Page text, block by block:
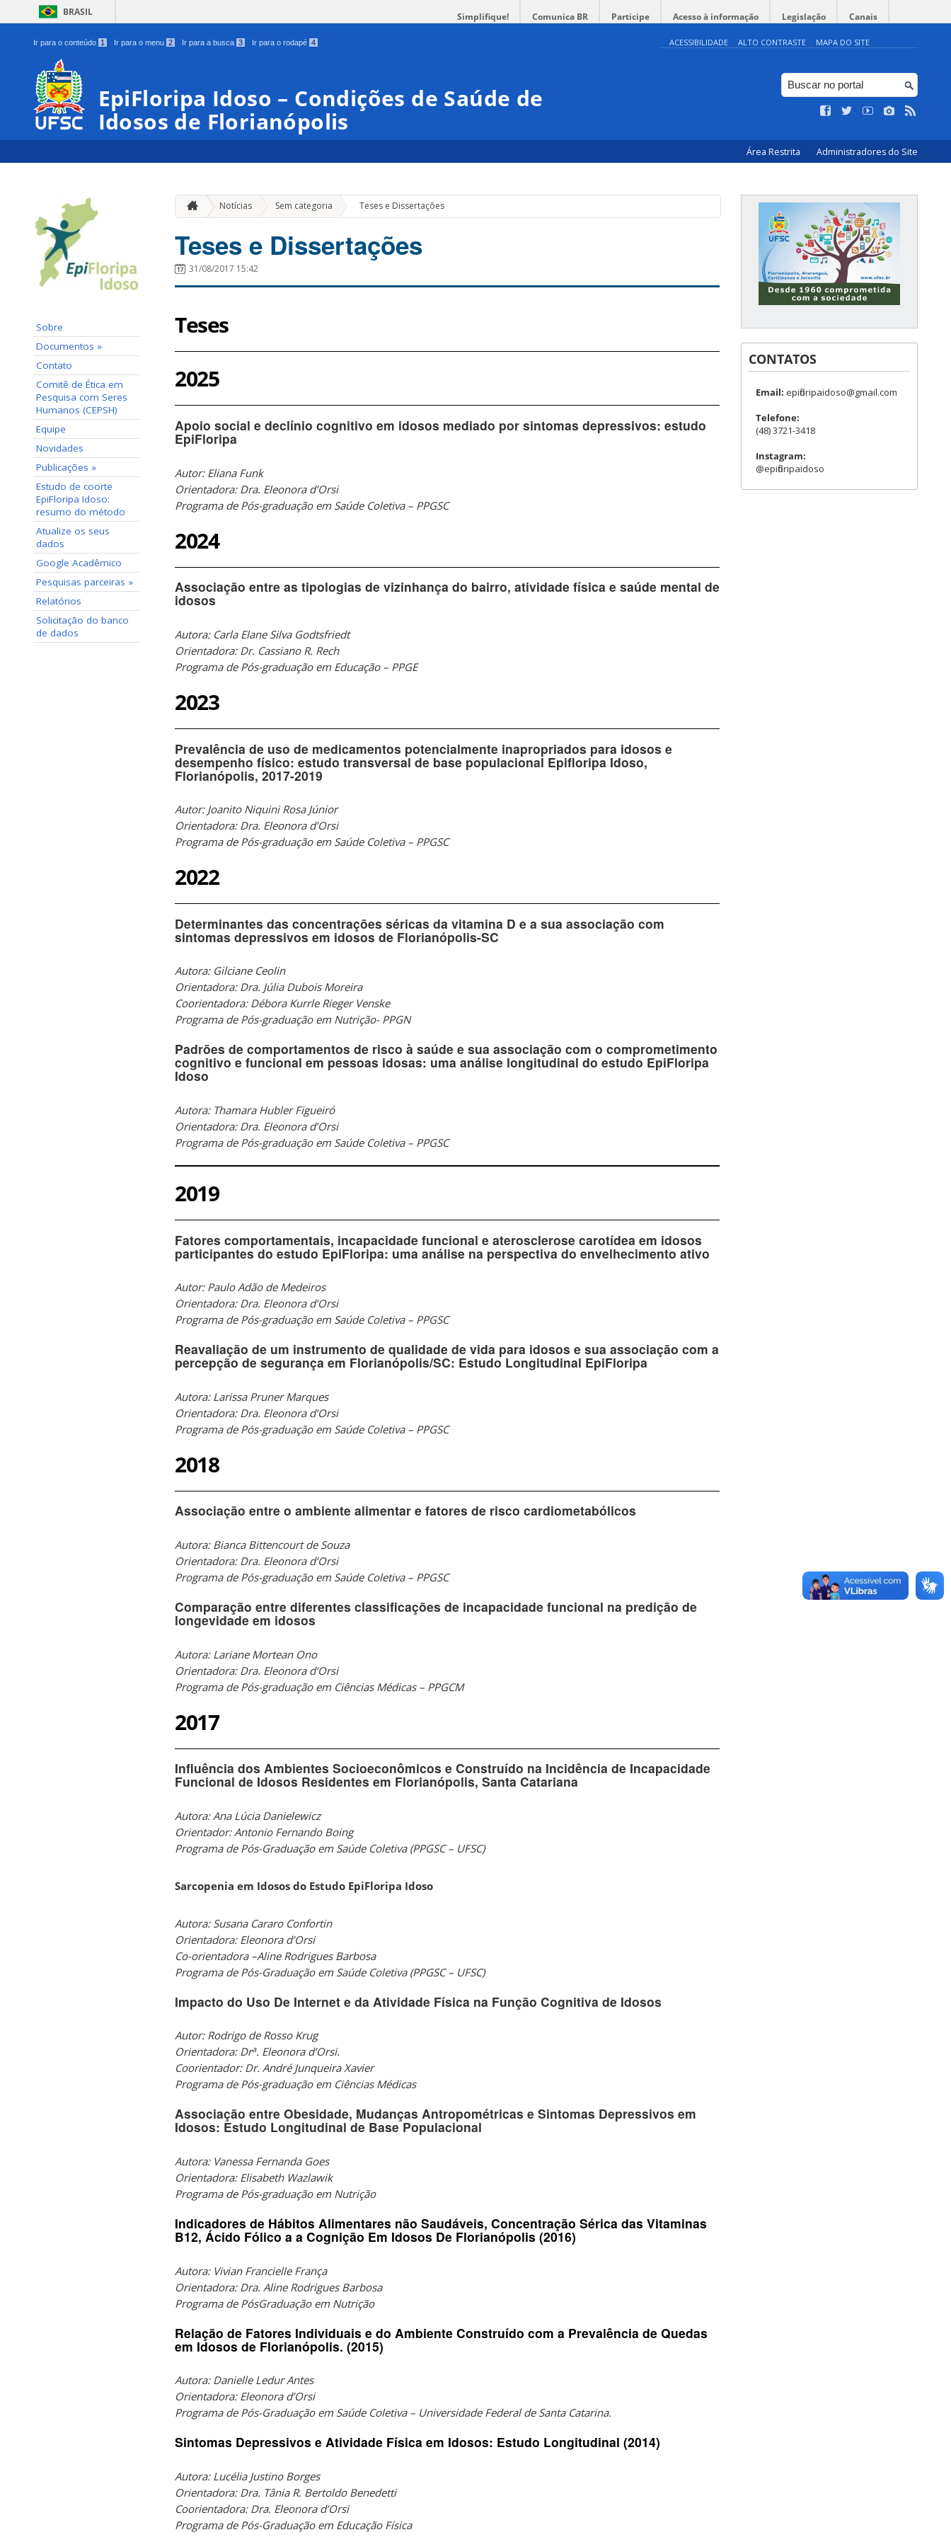
BRASIL Simplifique! Comunica BR Participe Acesso à informação Legislação Canais
Ir para o conteúdo 1 Ir para o menu 2 Ir para a busca 3 Ir para o rodapé 4 ACESSIBILIDADE ALTO CONTRASTE MAPA DO SITE
EpiFloripa Idoso – Condições de Saúde de
Idosos de Florianópolis
Área Restrita Administradores do Site
Sobre
Documentos »
Contato
Comitê de Ética em
Pesquisa com Seres
Humanos (CEPSH)
Equipe
Novidades
Publicações »
Estudo de coorte
EpiFloripa Idoso:
resumo do método
Atualize os seus
dados
Google Acadêmico
Pesquisas parceiras »
Relatórios
Solicitação do banco
de dados
Notícias Sem categoria » Teses e Dissertações
Teses e Dissertações
31/08/2017 15:42
Teses
2025
Apoio social e declínio cognitivo em idosos mediado por sintomas depressivos: estudo
EpiFloripa
Autor: Eliana Funk
Orientadora: Dra. Eleonora d’Orsi
Programa de Pós-graduação em Saúde Coletiva – PPGSC
2024
Associação entre as tipologias de vizinhança do bairro, atividade física e saúde mental de
idosos
Autora: Carla Elane Silva Godtsfriedt
Orientadora: Dr. Cassiano R. Rech
Programa de Pós-graduação em Educação – PPGE
2023
Prevalência de uso de medicamentos potencialmente inapropriados para idosos e
desempenho físico: estudo transversal de base populacional Epifloripa Idoso,
Florianópolis, 2017-2019
Autor: Joanito Niquini Rosa Júnior
Orientadora: Dra. Eleonora d’Orsi
Programa de Pós-graduação em Saúde Coletiva – PPGSC
2022
Determinantes das concentrações séricas da vitamina D e a sua associação com
sintomas depressivos em idosos de Florianópolis-SC
Autora: Gilciane Ceolin
Orientadora: Dra. Júlia Dubois Moreira
Coorientadora: Débora Kurrle Rieger Venske
Programa de Pós-graduação em Nutrição- PPGN
Padrões de comportamentos de risco à saúde e sua associação com o comprometimento
cognitivo e funcional em pessoas idosas: uma análise longitudinal do estudo EpiFloripa
Idoso
Autora: Thamara Hubler Figueiró
Orientadora: Dra. Eleonora d’Orsi
Programa de Pós-graduação em Saúde Coletiva – PPGSC
2019
Fatores comportamentais, incapacidade funcional e aterosclerose carotídea em idosos
participantes do estudo EpiFloripa: uma análise na perspectiva do envelhecimento ativo
Autor: Paulo Adão de Medeiros
Orientadora: Dra. Eleonora d’Orsi
Programa de Pós-graduação em Saúde Coletiva – PPGSC
Reavaliação de um instrumento de qualidade de vida para idosos e sua associação com a
percepção de segurança em Florianópolis/SC: Estudo Longitudinal EpiFloripa
Autora: Larissa Pruner Marques
Orientadora: Dra. Eleonora d’Orsi
Programa de Pós-graduação em Saúde Coletiva – PPGSC
2018
Associação entre o ambiente alimentar e fatores de risco cardiometabólicos
Autora: Bianca Bittencourt de Souza
Orientadora: Dra. Eleonora d’Orsi
Programa de Pós-graduação em Saúde Coletiva – PPGSC
Comparação entre diferentes classificações de incapacidade funcional na predição de
longevidade em idosos
Autora: Lariane Mortean Ono
Orientadora: Dra. Eleonora d’Orsi
Programa de Pós-graduação em Ciências Médicas – PPGCM
2017
Influência dos Ambientes Socioeconômicos e Construído na Incidência de Incapacidade
Funcional de Idosos Residentes em Florianópolis, Santa Catariana
Autora: Ana Lúcia Danielewicz
Orientador: Antonio Fernando Boing
Programa de Pós-Graduação em Saúde Coletiva (PPGSC – UFSC)
Sarcopenia em Idosos do Estudo EpiFloripa Idoso
Autora: Susana Cararo Confortin
Orientadora: Eleonora d’Orsi
Co-orientadora –Aline Rodrigues Barbosa
Programa de Pós-Graduação em Saúde Coletiva (PPGSC – UFSC)
Impacto do Uso De Internet e da Atividade Física na Função Cognitiva de Idosos
Autor: Rodrigo de Rosso Krug
Orientadora: Dra. Eleonora d’Orsi.
Coorientador: Dr. André Junqueira Xavier
Programa de Pós-graduação em Ciências Médicas
Associação entre Obesidade, Mudanças Antropométricas e Sintomas Depressivos em
Idosos: Estudo Longitudinal de Base Populacional
Autora: Vanessa Fernanda Goes
Orientadora: Elisabeth Wazlawik
Programa de Pós-graduação em Nutrição
Indicadores de Hábitos Alimentares não Saudáveis, Concentração Sérica das Vitaminas
B12, Ácido Fólico a a Cognição Em Idosos De Florianópolis (2016)
Autora: Vivian Francielle França
Orientadora: Dra. Aline Rodrigues Barbosa
Programa de PósGraduação em Nutrição
Relação de Fatores Individuais e do Ambiente Construído com a Prevalência de Quedas
em Idosos de Florianópolis. (2015)
Autora: Danielle Ledur Antes
Orientadora: Eleonora d’Orsi
Programa de Pós-Graduação em Saúde Coletiva – Universidade Federal de Santa Catarina.
Sintomas Depressivos e Atividade Física em Idosos: Estudo Longitudinal (2014)
Autora: Lucélia Justino Borges
Orientadora: Dra. Tânia R. Bertoldo Benedetti
Coorientadora: Dra. Eleonora d’Orsi
Programa de Pós-Graduação em Educação Física
CONTATOS
Email: epifloripaidoso@gmail.com
Telefone:
(48) 3721-3418
Instagram:
@epifloripaidoso